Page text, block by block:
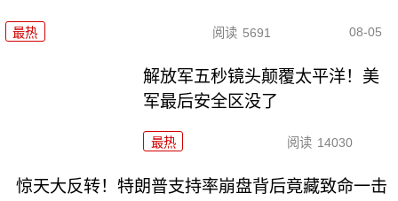
最热 阅读 5691 08-05
解放军五秒镜头颠覆太平洋！美
军最后安全区没了
最热 阅读 14030
惊天大反转！特朗普支持率崩盘背后竟藏致命一击